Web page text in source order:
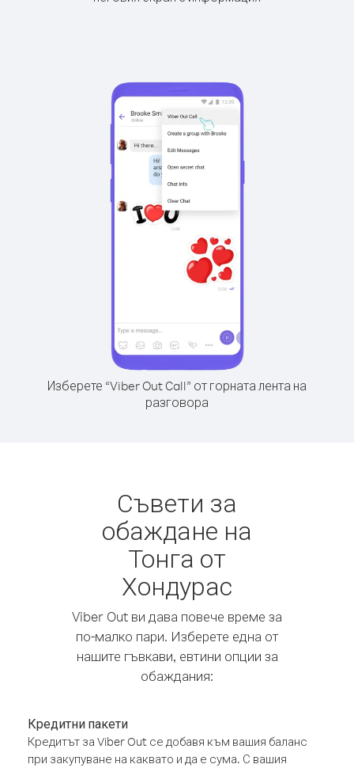
Изберете “Viber Out Call” от горната лента на
разговора
Съвети за
обаждане на
Тонга от
Хондурас
Viber Out ви дава повече време за
по-малко пари. Изберете една от
нашите гъвкави, евтини опции за
обаждания:
Кредитни пакети
Кредитът за Viber Out се добавя към вашия баланс
при закупуване на каквато и да е сума. С вашия